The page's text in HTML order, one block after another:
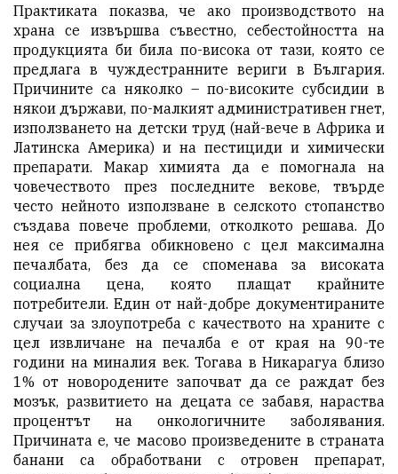
Практиката показва, че ако производството на
храна се извършва съвестно, себестойността на
продукцията би била по-висока от тази, която се
предлага в чуждестранните вериги в България.
Причините са няколко – по-високите субсидии в
някои държави, по-малкият административен гнет,
използването на детски труд (най-вече в Африка и
Латинска Америка) и на пестициди и химически
препарати. Макар химията да е помогнала на
човечеството през последните векове, твърде
често нейното използване в селското стопанство
създава повече проблеми, отколкото решава. До
нея се прибягва обикновено с цел максимална
печалбата, без да се споменава за високата
социална цена, която плащат крайните
потребители. Един от най-добре документираните
случаи за злоупотреба с качеството на храните с
цел извличане на печалба е от края на 90-те
години на миналия век. Тогава в Никарагуа близо
1% от новородените започват да се раждат без
мозък, развитието на децата се забавя, нараства
процентът на онкологичните заболявания.
Причината е, че масово произведените в страната
банани са обработвани с отровен препарат,